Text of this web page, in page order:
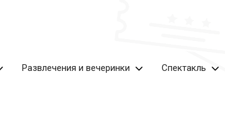
Развлечения и вечеринки Спектакль